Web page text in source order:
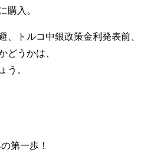
購入。
、トルコ中銀政策金利発表前、
どうかは、
う。
第一歩！